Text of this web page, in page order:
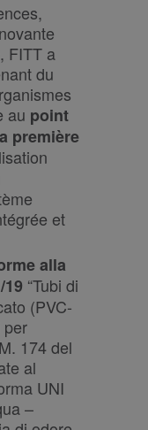
FITT a
du
au point
première
et
alla
“Tubi di
(PVC-
per
174 del
al
UNI
–